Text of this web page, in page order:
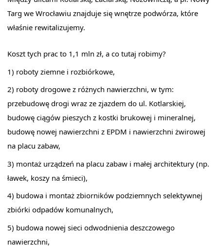
Targ we Wrocławiu znajduje się wnętrze podwórza, które
właśnie rewitalizujemy.
Koszt tych prac to 1,1 mln zł, a co tutaj robimy?
1) roboty ziemne i rozbiórkowe,
2) roboty drogowe z różnych nawierzchni, w tym:
przebudowę drogi wraz ze zjazdem do ul. Kotlarskiej,
budowę ciągów pieszych z kostki brukowej i mineralnej,
budowę nowej nawierzchni z EPDM i nawierzchni żwirowej
na placu zabaw,
3) montaż urządzeń na placu zabaw i małej architektury (np.
ławek, koszy na śmieci),
4) budowa i montaż zbiorników podziemnych selektywnej
zbiórki odpadów komunalnych,
5) budowa nowej sieci odwodnienia deszczowego
nawierzchni,